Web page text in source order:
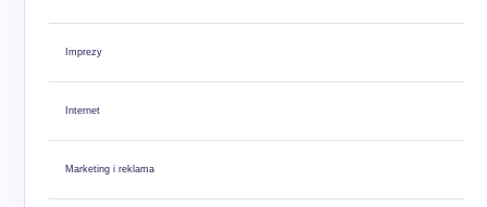
Imprezy
Internet
Marketing i reklama